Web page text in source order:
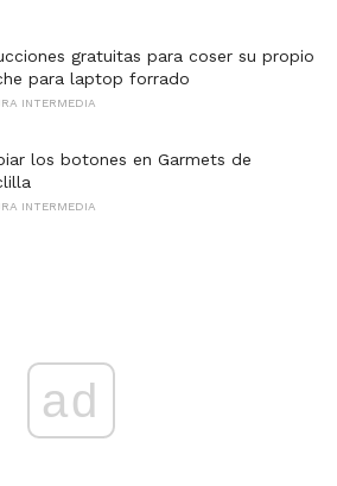
gratuitas para coser su propio
para laptop forrado
INTERMEDIA
los botones en Garmets de
INTERMEDIA
ad